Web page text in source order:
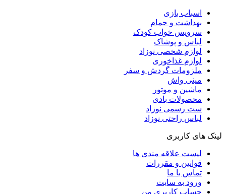
اسباب بازی
بهداشت و حمام
سرویس خواب کودک
لباس و پوشاک
لوازم شخصی نوزاد
لوازم غذاخوری
ملزومات گردش و سفر
مینی واش
ماشین و موتور
محصولات بادی
ست رسمی نوزاد
لباس راحتی نوزاد
لینک های کاربری
لیست علاقه مندی ها
قوانین و مقررات
تماس با ما
ورود به سایت
حساب کاربری من